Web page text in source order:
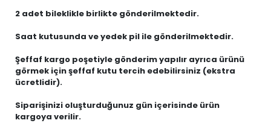
2 adet bileklikle birlikte gönderilmektedir.
Saat kutusunda ve yedek pil ile gönderilmektedir.
Şeffaf kargo poşetiyle gönderim yapılır ayrıca ürünü
görmek için şeffaf kutu tercih edebilirsiniz (ekstra
ücretlidir).
Siparişinizi oluşturduğunuz gün içerisinde ürün
kargoya verilir.